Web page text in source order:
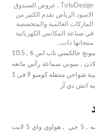
TotuDesign , عروض الصندوق
الاسود الرياض تقدم الكثير من
الماركات العالمية والمتخصصة
في صناعة المكانس الكهربائية
منتجاتها ذات…
[read more]عروض الصندوق الاسود , سامسونج جالكسي تاب اس 6 , 10.5
, سوني سماعة رأس مانعه
للتشويش بميكروفون لاسلكيه , راف باور حقيبة شواحن متنقله كومبو 9 في 1
سامسونج جالاكسي نوت 10 بلس 6.8 بوصه , 5 جي , هواوي واي 5 لايت